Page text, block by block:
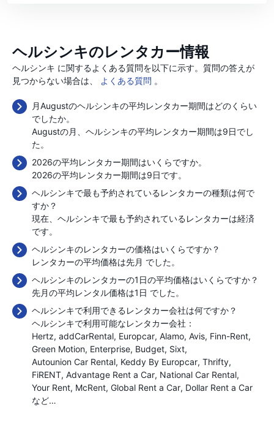
ヘルシンキのレンタカー情報
ヘルシンキ に関するよくある質問を以下に示す。質問の答えが
見つからない場合は、
よくある質問 。
月Augustのヘルシンキの平均レンタカー期間はどのくらい
でしたか。
Augustの月、ヘルシンキの平均レンタカー期間は9日でし
た。
2026の平均レンタカー期間はいくらですか。
2026の平均レンタカー期間は9日です。
ヘルシンキで最も予約されているレンタカーの種類は何で
すか？
現在、ヘルシンキで最も予約されているレンタカーは経済
です。
ヘルシンキのレンタカーの価格はいくらですか？
レンタカーの平均価格は先月 でした。
ヘルシンキのレンタカーの1日の平均価格はいくらですか？
先月の平均レンタル価格は1日 でした。
ヘルシンキで利用できるレンタカー会社は何ですか？
ヘルシンキで利用可能なレンタカー会社：
Hertz addCarRental Europcar Alamo Avis Finn-Rent
Green Motion Enterprise Budget Sixt
Autounion Car Rental Keddy By Europcar Thrifty
FiRENT Advantage Rent a Car National Car Rental
Your Rent McRent Global Rent a Car Dollar Rent a Car
など…